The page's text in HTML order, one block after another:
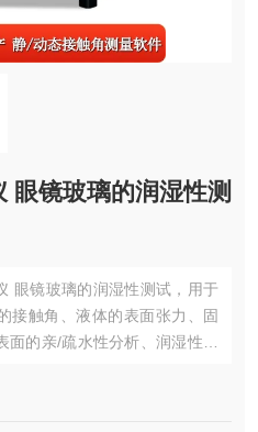
眼镜玻璃的润湿性测
眼镜玻璃的润湿性测试，用于
接触角、液体的表面张力、固
的亲/疏水性分析、润湿性分